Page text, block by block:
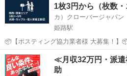
カ）クローバージャパン
姫路駅
📦【ポスティング協力業者様 大募集！】📦 ━━ こんな方にピッ
リ！ ・すでにポスティング業をされてい
安定収入を得たい方 ・個人・法人どちらでもOK！ ━━
大手...
兵庫 姫路市 姫路駅 軽作業
≪月収32万円・派
助